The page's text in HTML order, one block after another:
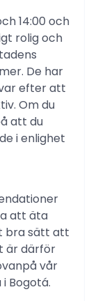
14:00 och
rolig och
De har
efter att
Om du
att du
i enlighet
att äta
bra sätt att
är därför
vår
Bogotá.